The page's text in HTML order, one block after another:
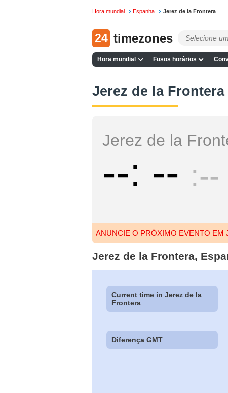
Hora mundial Espanha Jerez de la Frontera
24 timezones
Hora mundial Fusos horários
Jerez de la
Jerez de la
-- -- --
ANUNCIE O PRÓXIMO EVENTO EM
Jerez de la Frontera,
Current time in Jerez de la
Frontera
Diferença GMT